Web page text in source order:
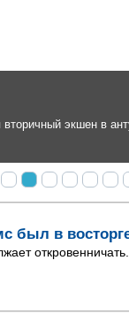
экшен в
был в
откровенничать.